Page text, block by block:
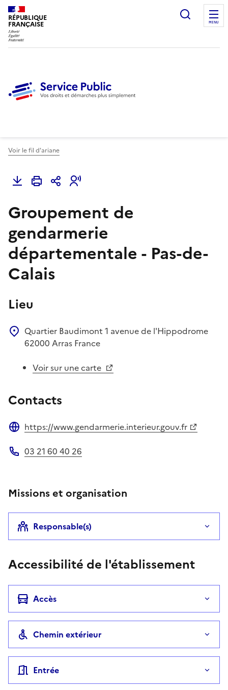
RÉPUBLIQUE
FRANÇAISE
Ouvrir
MENU
Voir le fil d'ariane
Groupement de
gendarmerie
départementale - Pas-de-
Calais
Lieu
Quartier Baudimont 1 avenue de l'Hippodrome
62000 Arras France
Voir sur une carte
Contacts
https://www.gendarmerie.interieur.gouv.fr
03 21 60 40 26
Missions et organisation
Responsable(s)
Accessibilité de l'établissement
Accès
Chemin extérieur
Entrée